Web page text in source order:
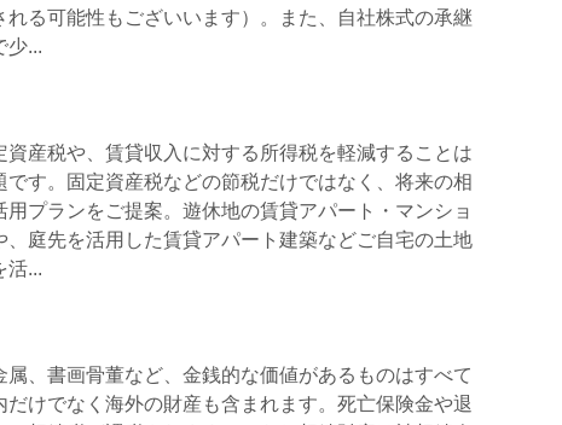
る可能性もございいます）。また、自社株式の承継
少...
資産税や、賃貸収入に対する所得税を軽減することは
です。固定資産税などの節税だけではなく、将来の相
プランをご提案。遊休地の賃貸アパート・マンショ
、庭先を活用した賃貸アパート建築などご自宅の土地
活...
属、書画骨董など、金銭的な価値があるものはすべて
けでなく海外の財産も含まれます。死亡保険金や退